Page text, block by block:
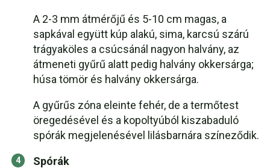
A 2-3 mm átmérőjű és 5-10 cm magas, a
sapkával együtt kúp alakú, sima, karcsú szárú
trágyaköles a csúcsánál nagyon halvány, az
átmeneti gyűrű alatt pedig halvány okkersárga;
húsa tömör és halvány okkersárga.
A gyűrűs zóna eleinte fehér, de a termőtest
öregedésével és a kopoltyúból kiszabaduló
spórák megjelenésével lilásbarnára színeződik.
Spórák